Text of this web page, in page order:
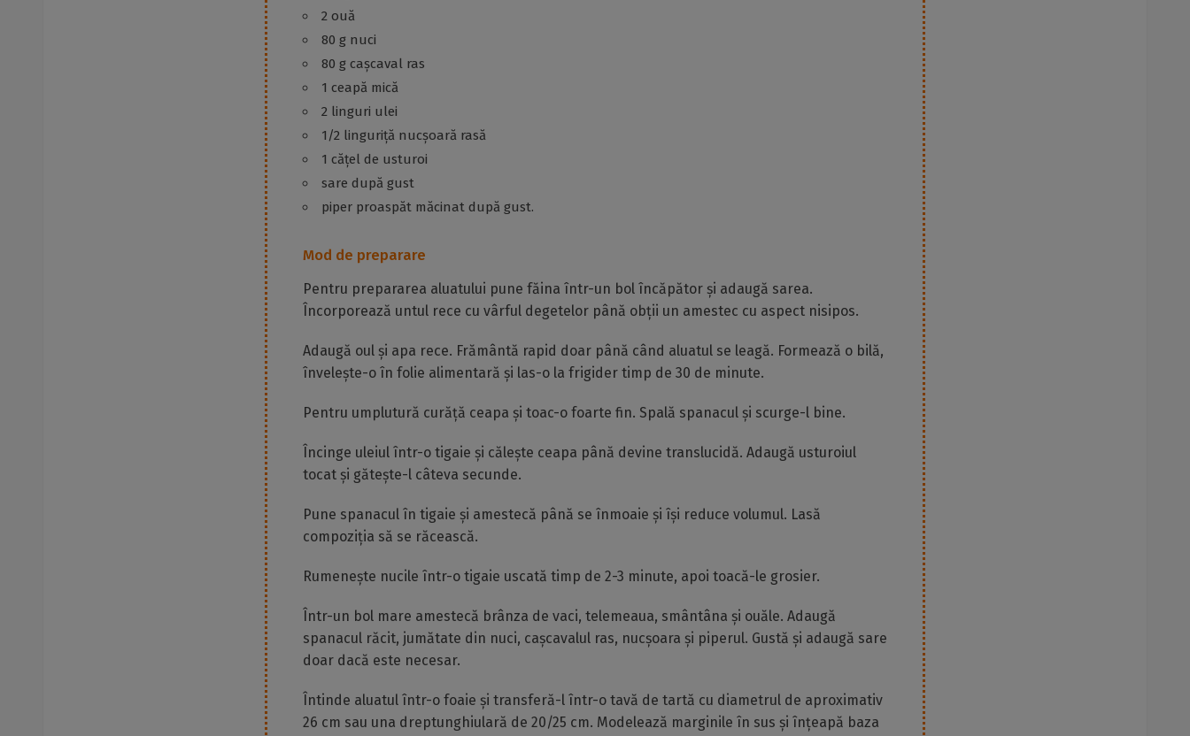
2 ouă
80 g nuci
80 g cașcaval ras
1 ceapă mică
2 linguri ulei
1/2 linguriță nucșoară rasă
1 cățel de usturoi
sare după gust
piper proaspăt măcinat după gust.
Mod de preparare
Pentru prepararea aluatului pune făina într-un bol încăpător și adaugă sarea.
Încorporează untul rece cu vârful degetelor până obții un amestec cu aspect nisipos.
Adaugă oul și apa rece. Frământă rapid doar până când aluatul se leagă. Formează o bilă,
învelește-o în folie alimentară și las-o la frigider timp de 30 de minute.
Pentru umplutură curăță ceapa și toac-o foarte fin. Spală spanacul și scurge-l bine.
Încinge uleiul într-o tigaie și călește ceapa până devine translucidă. Adaugă usturoiul
tocat și gătește-l câteva secunde.
Pune spanacul în tigaie și amestecă până se înmoaie și își reduce volumul. Lasă
compoziția să se răcească.
Rumenește nucile într-o tigaie uscată timp de 2-3 minute, apoi toacă-le grosier.
Într-un bol mare amestecă brânza de vaci, telemeaua, smântâna și ouăle. Adaugă
spanacul răcit, jumătate din nuci, cașcavalul ras, nucșoara și piperul. Gustă și adaugă sare
doar dacă este necesar.
Întinde aluatul într-o foaie și transferă-l într-o tavă de tartă cu diametrul de aproximativ
26 cm sau una dreptunghiulară de 20/25 cm. Modelează marginile în sus și înțeapă baza